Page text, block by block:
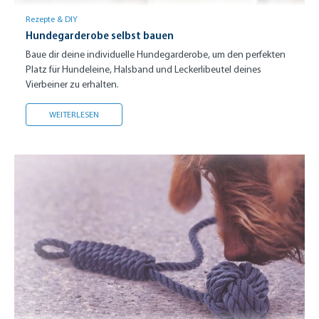
Rezepte & DIY
Hundegarderobe selbst bauen
Baue dir deine individuelle Hundegarderobe, um den perfekten
Platz für Hundeleine, Halsband und Leckerlibeutel deines
Vierbeiner zu erhalten.
WEITERLESEN